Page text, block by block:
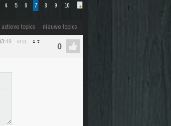
4 5 6 7 8 9 10
actieve topics nieuwe topics
:49 #151